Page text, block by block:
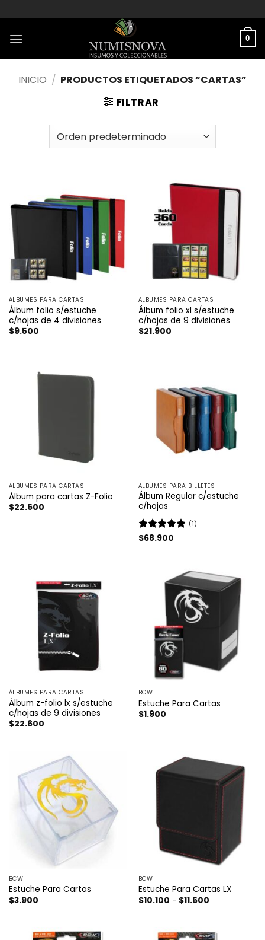
al
contenido
0
INICIO / PRODUCTOS ETIQUETADOS “CARTAS”
FILTRAR
ÁLBUMES PARA CARTAS
Álbum folio s/estuche
c/hojas de 4 divisiones
$9.500
ÁLBUMES PARA CARTAS
Álbum folio xl s/estuche
c/hojas de 9 divisiones
$21.900
ÁLBUMES PARA CARTAS
Álbum para cartas Z-Folio
$22.600
ÁLBUMES PARA BILLETES
Álbum Regular c/estuche
c/hojas
Valorado
(1)
$68.900
ÁLBUMES PARA CARTAS
Álbum z-folio lx s/estuche
c/hojas de 9 divisiones
$22.600
BCW
Estuche Para Cartas
$1.900
BCW
Estuche Para Cartas
$3.900
BCW
Estuche Para Cartas LX
$10.100 - $11.600Rango
$10.100